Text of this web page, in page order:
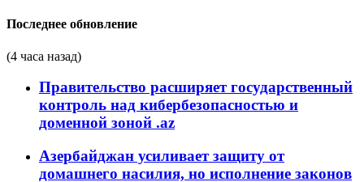
Последнее обновление
(4 часа назад)
Правительство расширяет государственный
контроль над кибербезопасностью и
доменной зоной .az
Азербайджан усиливает защиту от
домашнего насилия, но исполнение законов